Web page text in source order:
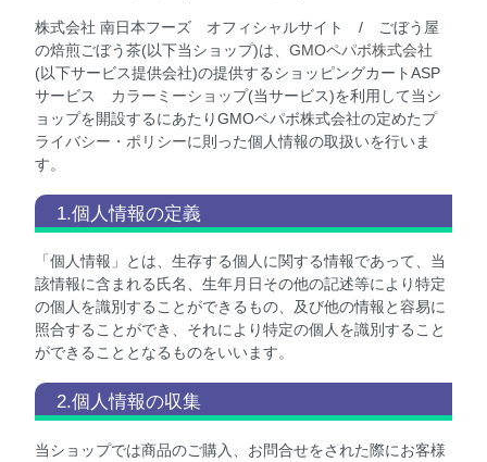
株式会社 南日本フーズ オフィシャルサイト / ごぼう屋
の焙煎ごぼう茶(以下当ショップ)は、GMOペパボ株式会社
(以下サービス提供会社)の提供するショッピングカートASP
サービス カラーミーショップ(当サービス)を利用して当シ
ョップを開設するにあたりGMOペパボ株式会社の定めたプ
ライバシー・ポリシーに則った個人情報の取扱いを行いま
す。
1.個人情報の定義
「個人情報」とは、生存する個人に関する情報であって、当
該情報に含まれる氏名、生年月日その他の記述等により特定
の個人を識別することができるもの、及び他の情報と容易に
照合することができ、それにより特定の個人を識別すること
ができることとなるものをいいます。
2.個人情報の収集
当ショップでは商品のご購入、お問合せをされた際にお客様